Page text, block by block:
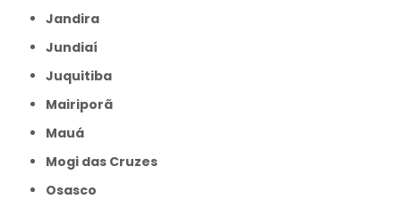
Jandira
Jundiaí
Juquitiba
Mairiporã
Mauá
Mogi das Cruzes
Osasco